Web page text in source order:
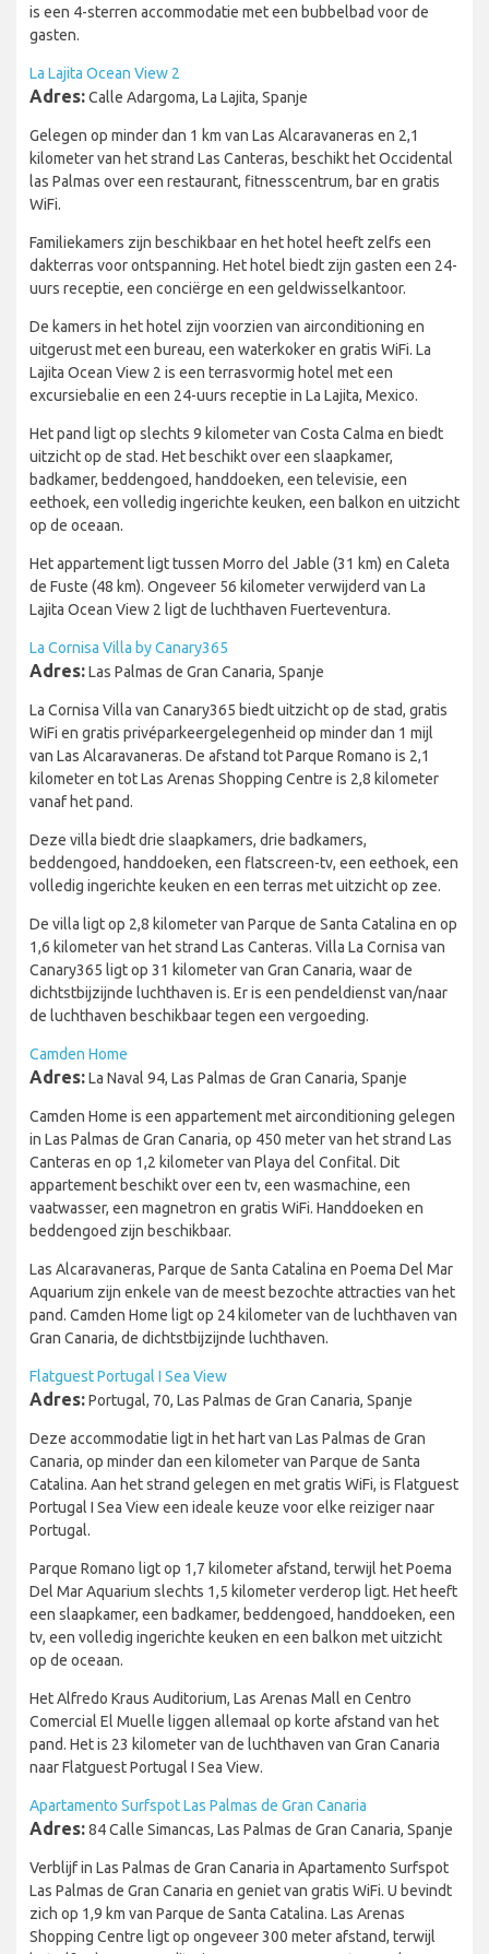
is een 4-sterren accommodatie met een bubbelbad voor de
gasten.
La Lajita Ocean View 2
Adres:Calle Adargoma, La Lajita, Spanje
Gelegen op minder dan 1 km van Las Alcaravaneras en 2,1
kilometer van het strand Las Canteras, beschikt het Occidental
las Palmas over een restaurant, fitnesscentrum, bar en gratis
WiFi.
Familiekamers zijn beschikbaar en het hotel heeft zelfs een
dakterras voor ontspanning. Het hotel biedt zijn gasten een 24-
uurs receptie, een conciërge en een geldwisselkantoor.
De kamers in het hotel zijn voorzien van airconditioning en
uitgerust met een bureau, een waterkoker en gratis WiFi. La
Lajita Ocean View 2 is een terrasvormig hotel met een
excursiebalie en een 24-uurs receptie in La Lajita, Mexico.
Het pand ligt op slechts 9 kilometer van Costa Calma en biedt
uitzicht op de stad. Het beschikt over een slaapkamer,
badkamer, beddengoed, handdoeken, een televisie, een
eethoek, een volledig ingerichte keuken, een balkon en uitzicht
op de oceaan.
Het appartement ligt tussen Morro del Jable (31 km) en Caleta
de Fuste (48 km). Ongeveer 56 kilometer verwijderd van La
Lajita Ocean View 2 ligt de luchthaven Fuerteventura.
La Cornisa Villa by Canary365
Adres:Las Palmas de Gran Canaria, Spanje
La Cornisa Villa van Canary365 biedt uitzicht op de stad, gratis
WiFi en gratis privéparkeergelegenheid op minder dan 1 mijl
van Las Alcaravaneras. De afstand tot Parque Romano is 2,1
kilometer en tot Las Arenas Shopping Centre is 2,8 kilometer
vanaf het pand.
Deze villa biedt drie slaapkamers, drie badkamers,
beddengoed, handdoeken, een flatscreen-tv, een eethoek, een
volledig ingerichte keuken en een terras met uitzicht op zee.
De villa ligt op 2,8 kilometer van Parque de Santa Catalina en op
1,6 kilometer van het strand Las Canteras. Villa La Cornisa van
Canary365 ligt op 31 kilometer van Gran Canaria, waar de
dichtstbijzijnde luchthaven is. Er is een pendeldienst van/naar
de luchthaven beschikbaar tegen een vergoeding.
Camden Home
Adres:La Naval 94, Las Palmas de Gran Canaria, Spanje
Camden Home is een appartement met airconditioning gelegen
in Las Palmas de Gran Canaria, op 450 meter van het strand Las
Canteras en op 1,2 kilometer van Playa del Confital. Dit
appartement beschikt over een tv, een wasmachine, een
vaatwasser, een magnetron en gratis WiFi. Handdoeken en
beddengoed zijn beschikbaar.
Las Alcaravaneras, Parque de Santa Catalina en Poema Del Mar
Aquarium zijn enkele van de meest bezochte attracties van het
pand. Camden Home ligt op 24 kilometer van de luchthaven van
Gran Canaria, de dichtstbijzijnde luchthaven.
Flatguest Portugal I Sea View
Adres:Portugal, 70, Las Palmas de Gran Canaria, Spanje
Deze accommodatie ligt in het hart van Las Palmas de Gran
Canaria, op minder dan een kilometer van Parque de Santa
Catalina. Aan het strand gelegen en met gratis WiFi, is Flatguest
Portugal I Sea View een ideale keuze voor elke reiziger naar
Portugal.
Parque Romano ligt op 1,7 kilometer afstand, terwijl het Poema
Del Mar Aquarium slechts 1,5 kilometer verderop ligt. Het heeft
een slaapkamer, een badkamer, beddengoed, handdoeken, een
tv, een volledig ingerichte keuken en een balkon met uitzicht
op de oceaan.
Het Alfredo Kraus Auditorium, Las Arenas Mall en Centro
Comercial El Muelle liggen allemaal op korte afstand van het
pand. Het is 23 kilometer van de luchthaven van Gran Canaria
naar Flatguest Portugal I Sea View.
Apartamento Surfspot Las Palmas de Gran Canaria
Adres:84 Calle Simancas, Las Palmas de Gran Canaria, Spanje
Verblijf in Las Palmas de Gran Canaria in Apartamento Surfspot
Las Palmas de Gran Canaria en geniet van gratis WiFi. U bevindt
zich op 1,9 km van Parque de Santa Catalina. Las Arenas
Shopping Centre ligt op ongeveer 300 meter afstand, terwijl